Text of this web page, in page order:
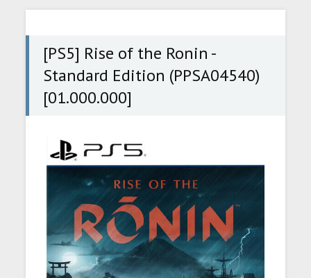
консолей»Игры для Playstation 5
[PS5] Rise of the Ronin -
Standard Edition (PPSA04540)
[01.000.000]